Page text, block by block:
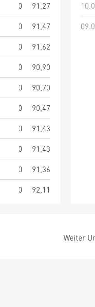
0
91,27
0
91,47
0
91,62
0
90,90
0
90,70
0
90,47
0
91,43
0
91,43
0
91,36
0 92,11
Weiter